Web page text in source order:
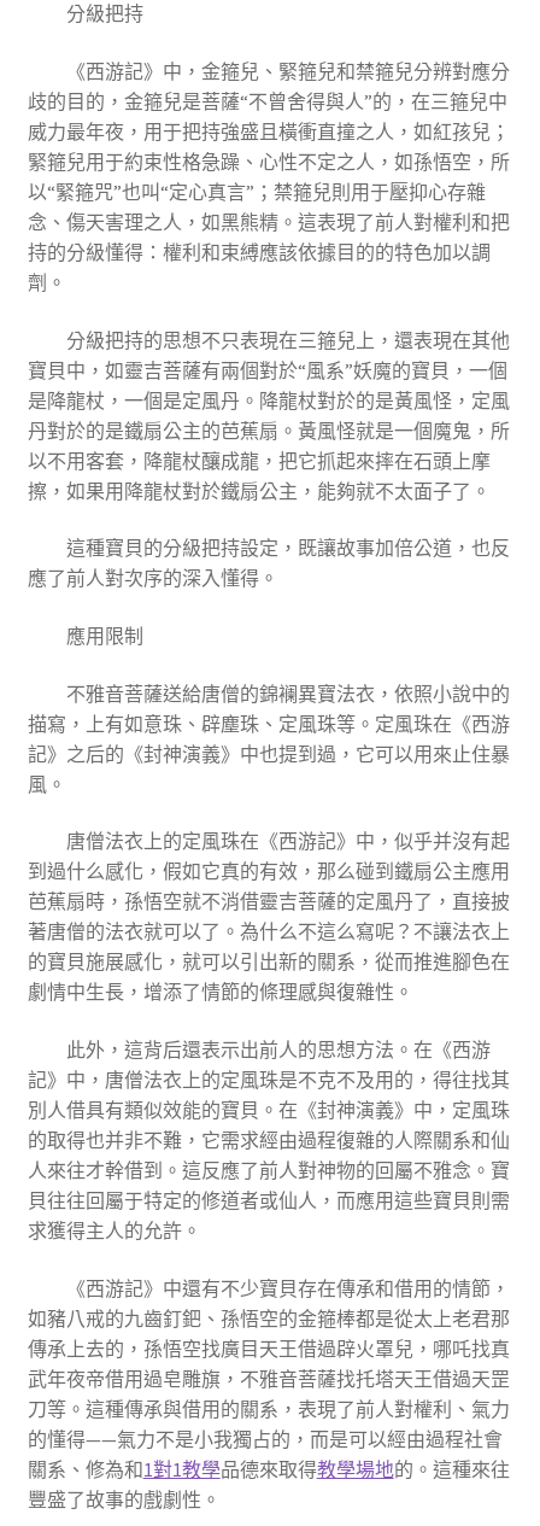
分級把持
《西游記》中，金箍兒、緊箍兒和禁箍兒分辨對應分
歧的目的，金箍兒是菩薩“不曾舍得與人”的，在三箍兒中
威力最年夜，用于把持強盛且橫衝直撞之人，如紅孩兒；
緊箍兒用于約束性格急躁、心性不定之人，如孫悟空，所
以“緊箍咒”也叫“定心真言”；禁箍兒則用于壓抑心存雜
念、傷天害理之人，如黑熊精。這表現了前人對權利和把
持的分級懂得：權利和束縛應該依據目的的特色加以調
劑。
分級把持的思想不只表現在三箍兒上，還表現在其他
寶貝中，如靈吉菩薩有兩個對於“風系”妖魔的寶貝，一個
是降龍杖，一個是定風丹。降龍杖對於的是黃風怪，定風
丹對於的是鐵扇公主的芭蕉扇。黃風怪就是一個魔鬼，所
以不用客套，降龍杖釀成龍，把它抓起來摔在石頭上摩
擦，如果用降龍杖對於鐵扇公主，能夠就不太面子了。
這種寶貝的分級把持設定，既讓故事加倍公道，也反
應了前人對次序的深入懂得。
應用限制
不雅音菩薩送給唐僧的錦襕異寶法衣，依照小說中的
描寫，上有如意珠、辟塵珠、定風珠等。定風珠在《西游
記》之后的《封神演義》中也提到過，它可以用來止住暴
風。
唐僧法衣上的定風珠在《西游記》中，似乎并沒有起
到過什么感化，假如它真的有效，那么碰到鐵扇公主應用
芭蕉扇時，孫悟空就不消借靈吉菩薩的定風丹了，直接披
著唐僧的法衣就可以了。為什么不這么寫呢？不讓法衣上
的寶貝施展感化，就可以引出新的關系，從而推進腳色在
劇情中生長，增添了情節的條理感與復雜性。
此外，這背后還表示出前人的思想方法。在《西游
記》中，唐僧法衣上的定風珠是不克不及用的，得往找其
別人借具有類似效能的寶貝。在《封神演義》中，定風珠
的取得也并非不難，它需求經由過程復雜的人際關系和仙
人來往才幹借到。這反應了前人對神物的回屬不雅念。寶
貝往往回屬于特定的修道者或仙人，而應用這些寶貝則需
求獲得主人的允許。
《西游記》中還有不少寶貝存在傳承和借用的情節，
如豬八戒的九齒釘鈀、孫悟空的金箍棒都是從太上老君那
傳承上去的，孫悟空找廣目天王借過辟火罩兒，哪吒找真
武年夜帝借用過皂雕旗，不雅音菩薩找托塔天王借過天罡
刀等。這種傳承與借用的關系，表現了前人對權利、氣力
的懂得——氣力不是小我獨占的，而是可以經由過程社會
關系、修為和1對1教學品德來取得教學場地的。這種來往
豐盛了故事的戲劇性。